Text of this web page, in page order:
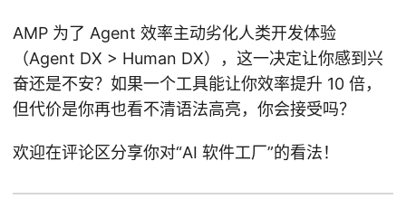
AMP 为了 Agent 效率主动劣化人类开发体验
（Agent DX > Human DX），这一决定让你感到兴
奋还是不安？如果一个工具能让你效率提升 10 倍，
但代价是你再也看不清语法高亮，你会接受吗？
欢迎在评论区分享你对“AI 软件工厂”的看法！